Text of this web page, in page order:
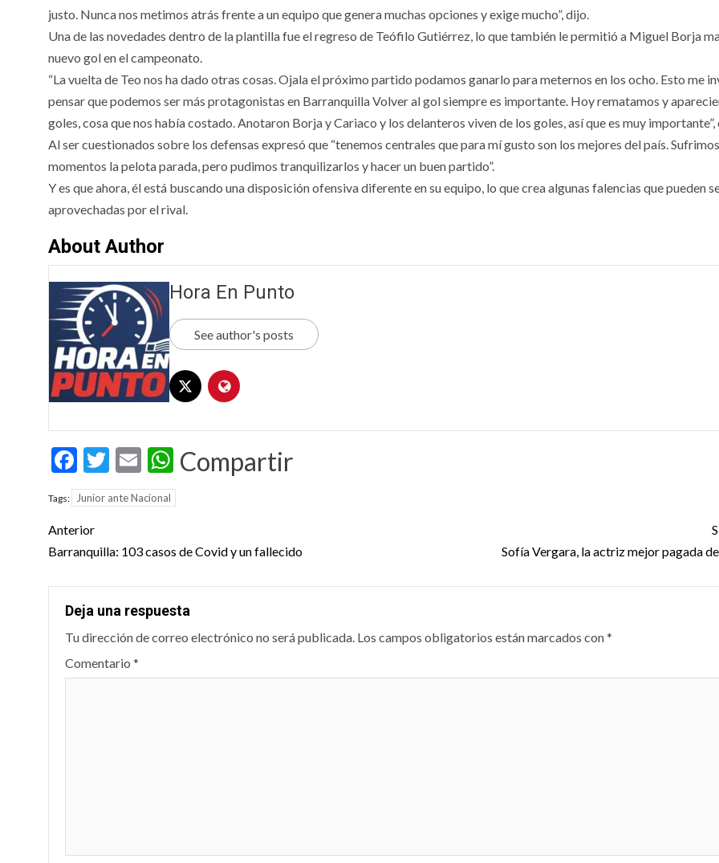
justo. Nunca nos metimos atrás frente a un equipo que genera muchas opciones y exige mucho”, dijo.
Una de las novedades dentro de la plantilla fue el regreso de Teófilo Gutiérrez, lo que también le permitió a Miguel Borja
nuevo gol en el campeonato.
“La vuelta de Teo nos ha dado otras cosas. Ojala el próximo partido podamos ganarlo para meternos en los ocho. Esto me
pensar que podemos ser más protagonistas en Barranquilla Volver al gol siempre es importante. Hoy rematamos y
goles, cosa que nos había costado. Anotaron Borja y Cariaco y los delanteros viven de los goles, así que es muy importante”,
Al ser cuestionados sobre los defensas expresó que “tenemos centrales que para mí gusto son los mejores del país.
momentos la pelota parada, pero pudimos tranquilizarlos y hacer un buen partido”.
Y es que ahora, él está buscando una disposición ofensiva diferente en su equipo, lo que crea algunas falencias que pueden
aprovechadas por el rival.
About Author
Hora En Punto
See author's posts
Facebook
Twitter
EmailWhatsApp
Compartir
Tags: Junior ante Nacional
Post
navigation
Anterior
Barranquilla: 103 casos de Covid y un fallecido
Sofía Vergara, la actriz mejor pagada
Deja una respuesta
Tu dirección de correo electrónico no será publicada. Los campos obligatorios están marcados con*
Comentario *